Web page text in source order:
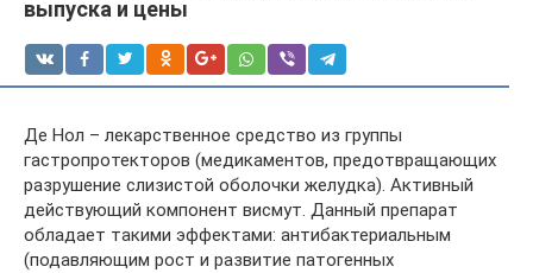
выпуска и цены
Де Нол – лекарственное средство из группы
гастропротекторов (медикаментов, предотвращающих
разрушение слизистой оболочки желудка). Активный
действующий компонент висмут. Данный препарат
обладает такими эффектами: антибактериальным
(подавляющим рост и развитие патогенных